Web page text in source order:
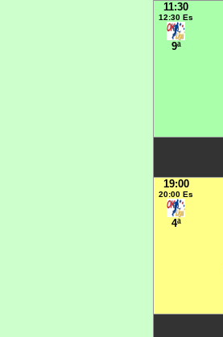
11:30
12:30 Es
9ª
19:00
20:00 Es
4ª